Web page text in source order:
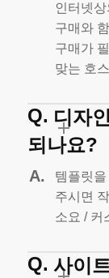
인터넷
구매와
구매가
맞는 호
디자
되나요?
템플릿
주시면
소요 / 커
사이